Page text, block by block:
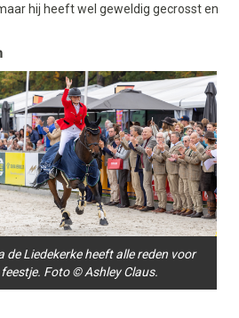
hij heeft wel geweldig gecrosst en
de Liedekerke heeft alle reden voor
feestje. Foto © Ashley Claus.